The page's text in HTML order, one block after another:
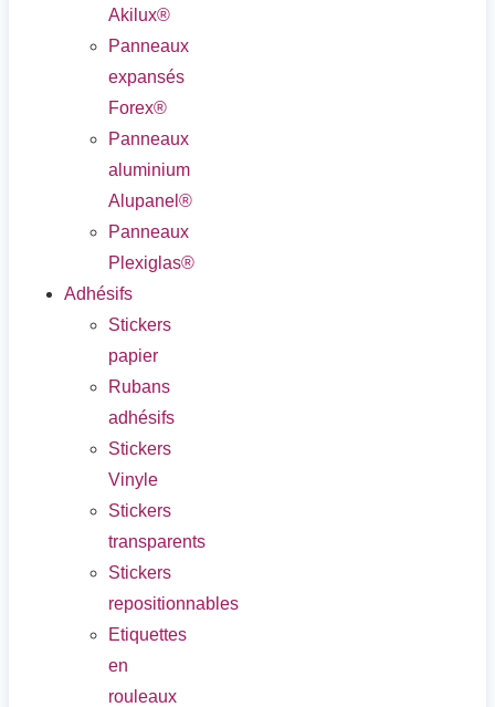
Akilux®
Panneaux
expansés
Forex®
Panneaux
aluminium
Alupanel®
Panneaux
Plexiglas®
Adhésifs
Stickers
papier
Rubans
adhésifs
Stickers
Vinyle
Stickers
transparents
Stickers
repositionnables
Etiquettes
en
rouleaux